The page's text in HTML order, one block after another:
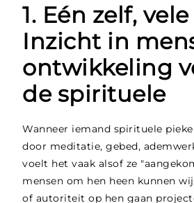
1. Eén zelf,
Inzicht in
ontwikkeling
de spirituele
Wanneer iemand spirituele
door meditatie, gebed,
voelt het vaak alsof ze
mensen om hen heen kunnen
of autoriteit op hen gaan